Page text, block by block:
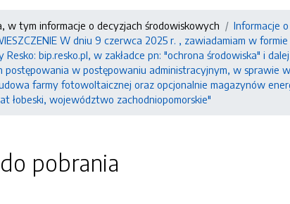
w tym informacje o decyzjach środowiskowych
Informacje
W dniu 9 czerwca 2025 r. , zawiadamiam w
bip.resko.pl, w zakładce pn: "ochrona środowiska" i
postępowania w postępowaniu administracyjnym, w sprawie
farmy fotowoltaicznej oraz opcjonalnie magazynów
łobeski, województwo zachodniopomorskie"
pobrania